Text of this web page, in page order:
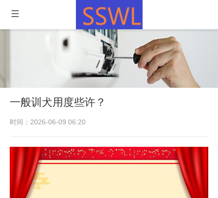
一般训犬用度些许？
时间：2026-06-09 06:20